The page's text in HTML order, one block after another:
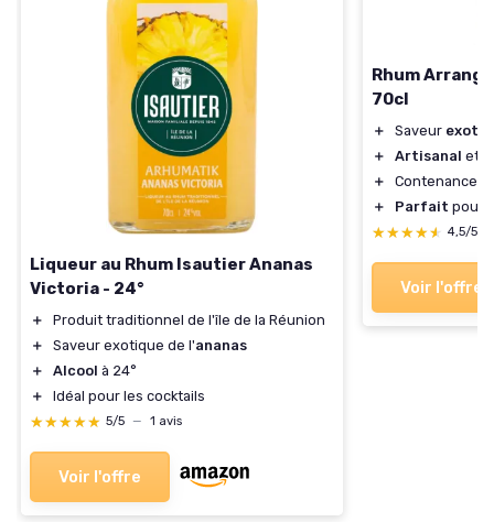
Liqueur au Rhum Isautier Ananas
Victoria - 24°
＋
Produit traditionnel de l'île de la Réunion
＋
Saveur exotique de l'ananas
＋
Alcool à 24°
＋
Idéal pour les cocktails
★★★★★
★★★★★ 5/5 — 1 avis
Voir l'offre
Rhum
70cl
＋ Saveur
＋
Artisanal et
＋
Contenance
＋
Parfait pour
★★★★★
★★★★★ 4,5/5
Voir l'offre